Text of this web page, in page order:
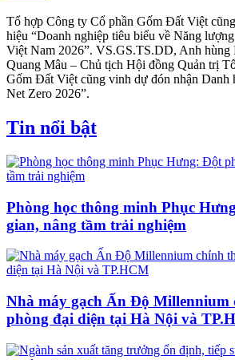
Tổ hợp Công ty Cổ phần Gốm Đất Việt
hiệu “Doanh nghiệp tiêu biểu về Năng
Việt Nam 2026”. VS.GS.TS.DD, Anh hùng
Quang Mâu – Chủ tịch Hội đồng Quản trị
Gốm Đất Việt cũng vinh dự đón nhận Danh
Net Zero 2026”.
Tin nổi bật
Phòng học thông minh Phục
gian, nâng tầm trải nghiệm
Nhà máy gạch Ấn Độ Millennium
phòng đại diện tại Hà Nội và